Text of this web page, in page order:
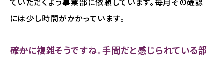
には少し時間がかかっています。
――確かに複雑そうですね。手間だと感じられている部